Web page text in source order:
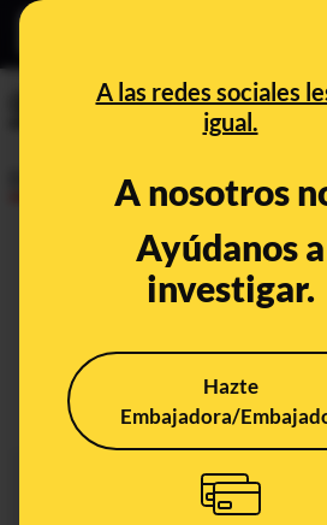
A las redes sociales
igual.
A nosotros
Ayúdanos a
investigar.
Hazte
Embajadora/
@Fuerza_Podemos
No, Podemos no ha